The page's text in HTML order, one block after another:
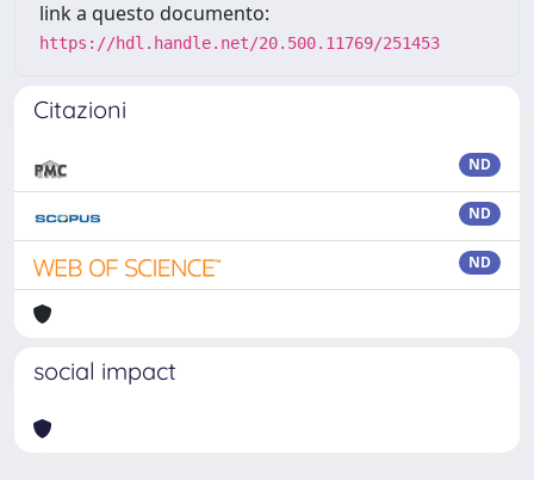
link a questo documento:
https://hdl.handle.net/20.500.11769/251453
Citazioni
ND
ND
ND
social impact